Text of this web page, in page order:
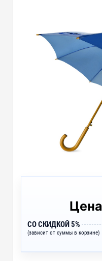
Цена
СО СКИДКОЙ 5%
(зависит от суммы в корзине)